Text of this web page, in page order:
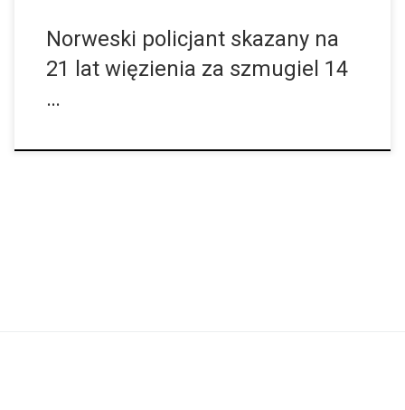
Norweski policjant skazany na
21 lat więzienia za szmugiel 14
…